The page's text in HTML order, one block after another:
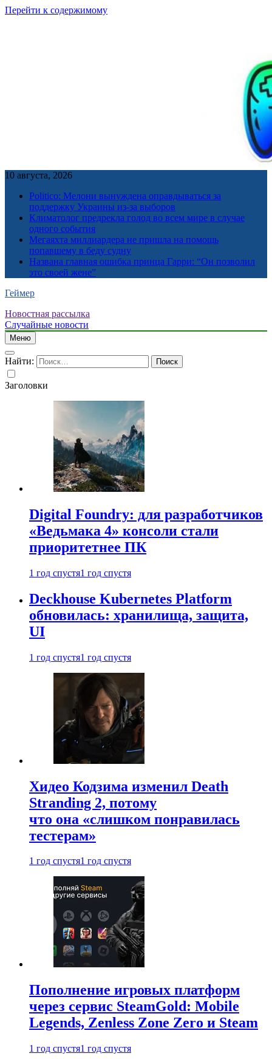
Перейти к содержимому
10 августа, 2026
Politico: Мелони вынуждена оправдываться за
поддержку Украины из-за выборов
Климатолог предрекла голод во всем мире в случае
одного события
Мегаяхта миллиардера не пришла на помощь
попавшему в беду судну
Названа главная ошибка принца Гарри: “Он позволил
это своей жене”
Геймер
Новостная рассылка
Случайные новости
Меню
Найти:
Заголовки
Digital Foundry: для разработчиков
«Ведьмака 4» консоли стали
приоритетнее ПК
1 год спустя1 год спустя
Deckhouse Kubernetes Platform
обновилась: хранилища, защита,
UI
1 год спустя1 год спустя
Хидео Кодзима изменил Death
Stranding 2, потому
что она «слишком понравилась
тестерам»
1 год спустя1 год спустя
Пополнение игровых платформ
через сервис SteamGold: Mobile
Legends, Zenless Zone Zero и Steam
1 год спустя1 год спустя